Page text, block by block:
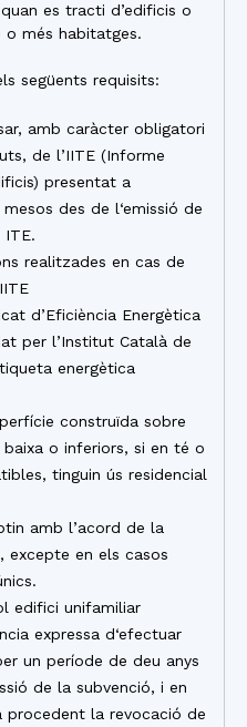
es tracti d’edificis o
més habitatges.
següents requisits:
amb caràcter obligatori
de l’IITE (Informe
presentat a
des de l‘emissió de
ITE.
realitzades en cas de
d’Eficiència Energètica
per l’Institut Català de
energètica
construïda sobre
o inferiors, si en té o
tinguin ús residencial
amb l’acord de la
excepte en els casos
edifici unifamiliar
expressa d‘efectuar
un període de deu anys
de la subvenció, i en
procedent la revocació de